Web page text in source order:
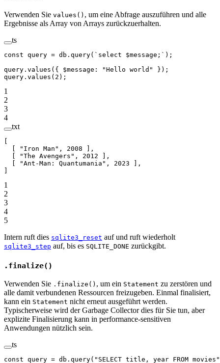
Verwenden Sie values() , um eine Abfrage auszuführen und alle
Ergebnisse als Array von Arrays zurückzuerhalten.
ts
const query = db. query( `select $message;` );
query. values ({ $message: "Hello world"
});
query. values ( 2 );
1
2
3
4
txt
  [ "Iron Man", 2008 ],
  [ "The Avengers", 2012 ],
  [ "Ant-Man: Quantumania", 2023 ],
1
2
3
4
5
Intern ruft dies sqlite3_reset auf und ruft wiederholt
sqlite3_step auf, bis es SQLITE_DONE zurückgibt.
.finalize()
Verwenden Sie .finalize() , um ein Statement zu zerstören und
alle damit verbundenen Ressourcen freizugeben. Einmal finalisiert,
kann ein Statement nicht erneut ausgeführt werden.
Typischerweise wird der Garbage Collector dies für Sie tun, aber
explizite Finalisierung kann in performance-sensitiven
Anwendungen nützlich sein.
ts
const query = db. query( "SELECT title, year FROM movies"